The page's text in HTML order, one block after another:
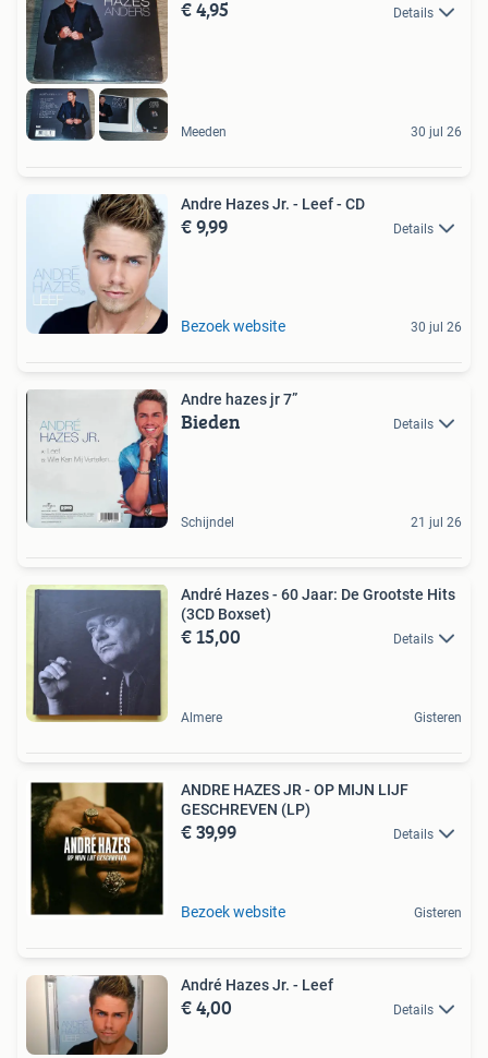
€ 4,95 Details
Meeden 30 jul 26
Andre Hazes Jr. - Leef - CD
€ 9,99 Details
Bezoek website 30 jul 26
Andre hazes jr 7”
Bieden Details
Schijndel 21 jul 26
André Hazes - 60 Jaar: De Grootste Hits
(3CD Boxset)
€ 15,00 Details
Almere Gisteren
ANDRE HAZES JR - OP MIJN LIJF
GESCHREVEN (LP)
€ 39,99 Details
Bezoek website Gisteren
André Hazes Jr. - Leef
€ 4,00 Details